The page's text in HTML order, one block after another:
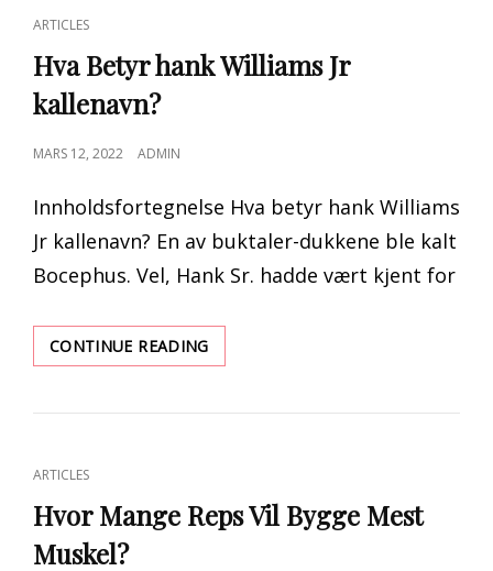
CAT
LINKS
ARTICLES
Hva Betyr hank Williams Jr
kallenavn?
POSTED
MARS 12, 2022 ADMIN
Innholdsfortegnelse Hva betyr hank Williams
Jr kallenavn? En av buktaler-dukkene ble kalt
Bocephus. Vel, Hank Sr. hadde vært kjent for
CONTINUE READINGHVA
BETYR
WILLIAMS
CAT
LINKS
ARTICLES
Hvor Mange Reps Vil Bygge Mest
Muskel?